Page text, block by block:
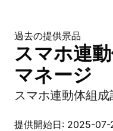
過去の提供景品
スマホ連
マネージ
スマホ連動体組成
提供開始日: 2025-